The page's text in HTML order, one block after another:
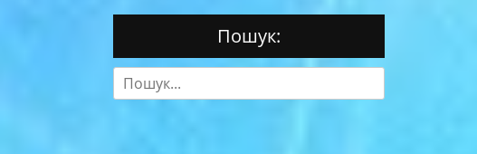
Пошук:
Search
for: